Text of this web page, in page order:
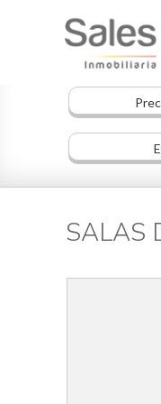
SALAS